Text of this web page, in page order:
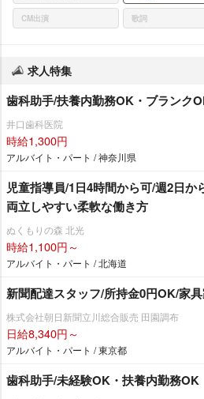
CM出演 歌詞
求人特集
歯科助手/扶養内勤務OK・ブランク
井口歯科医院
時給1,300円
アルバイト・パート / 神奈川県
児童指導員/1日4時間から可/週2日か
両立しやすい柔軟な働き方
ぬくもりの森 北光
時給1,100円～
アルバイト・パート / 北海道
新聞配達スタッフ/所持金0円OK/家
株式会社朝日新聞立川総合販売 田園調布
日給8,340円～
アルバイト・パート / 東京都
歯科助手/未経験OK・扶養内勤務OK